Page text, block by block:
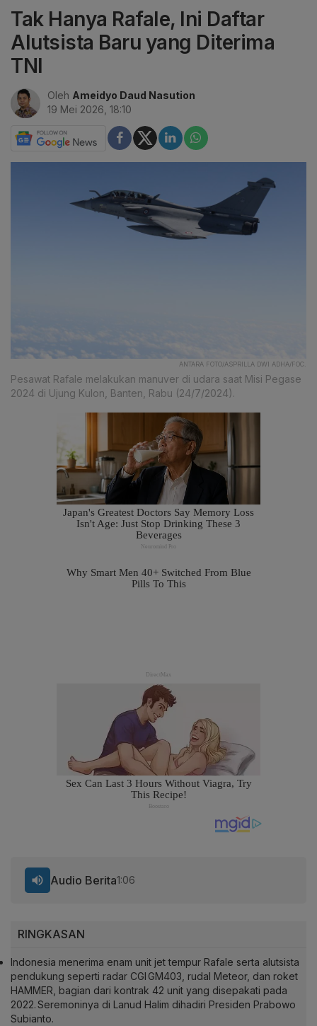
Tak Hanya Rafale, Ini Daftar
Alutsista Baru yang Diterima
TNI
Oleh Ameidyo Daud Nasution
19 Mei 2026, 18:10
ANTARA FOTO/ASPRILLA DWI ADHA/FOC.
Pesawat Rafale melakukan manuver di udara saat Misi Pegase
2024 di Ujung Kulon, Banten, Rabu (24/7/2024).
RINGKASAN
Indonesia menerima enam unit jet tempur Rafale serta alutsista
pendukung seperti radar CGI GM403, rudal Meteor, dan roket
HAMMER, bagian dari kontrak 42 unit yang disepakati pada
2022. Seremoninya di Lanud Halim dihadiri Presiden Prabowo
Subianto.
Audio Berita1:06